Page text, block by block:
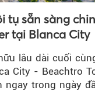
tụ sẵn sàng
tại Blanca City
lâu dài cuối
City - Beachtro
ngay trong ngày